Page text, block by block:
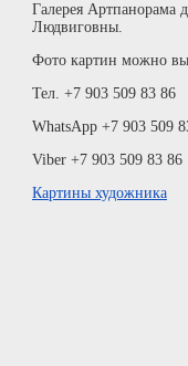
Галерея Артпанорама
Людвиговны.
Фото картин можно
Тел. +7 903 509 83 86
WhatsApp +7 903 509
Viber +7 903 509 83 86
Картины художника